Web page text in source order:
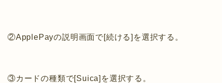
②ApplePayの説明画面で[続ける]を選択する。
③カードの種類で[Suica]を選択する。